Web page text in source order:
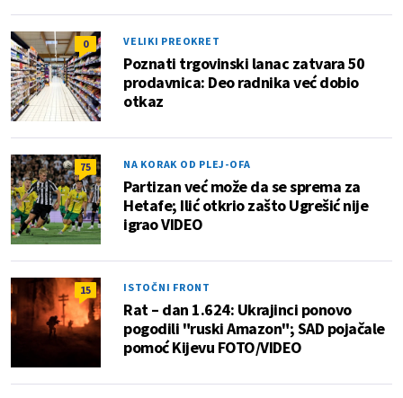
0 VELIKI PREOKRET
Poznati trgovinski lanac zatvara 50
prodavnica: Deo radnika već dobio
otkaz
75 NA KORAK OD PLEJ-OFA
Partizan već može da se sprema za
Hetafe; Ilić otkrio zašto Ugrešić nije
igrao VIDEO
15 ISTOČNI FRONT
Rat – dan 1.624: Ukrajinci ponovo
pogodili "ruski Amazon"; SAD pojačale
pomoć Kijevu FOTO/VIDEO